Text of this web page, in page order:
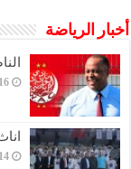
أخبار الرياضة
16 يوليو,2023
14 يوليو,2023